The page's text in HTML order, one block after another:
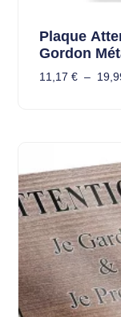
Plaque
Gordon
11,17 € –